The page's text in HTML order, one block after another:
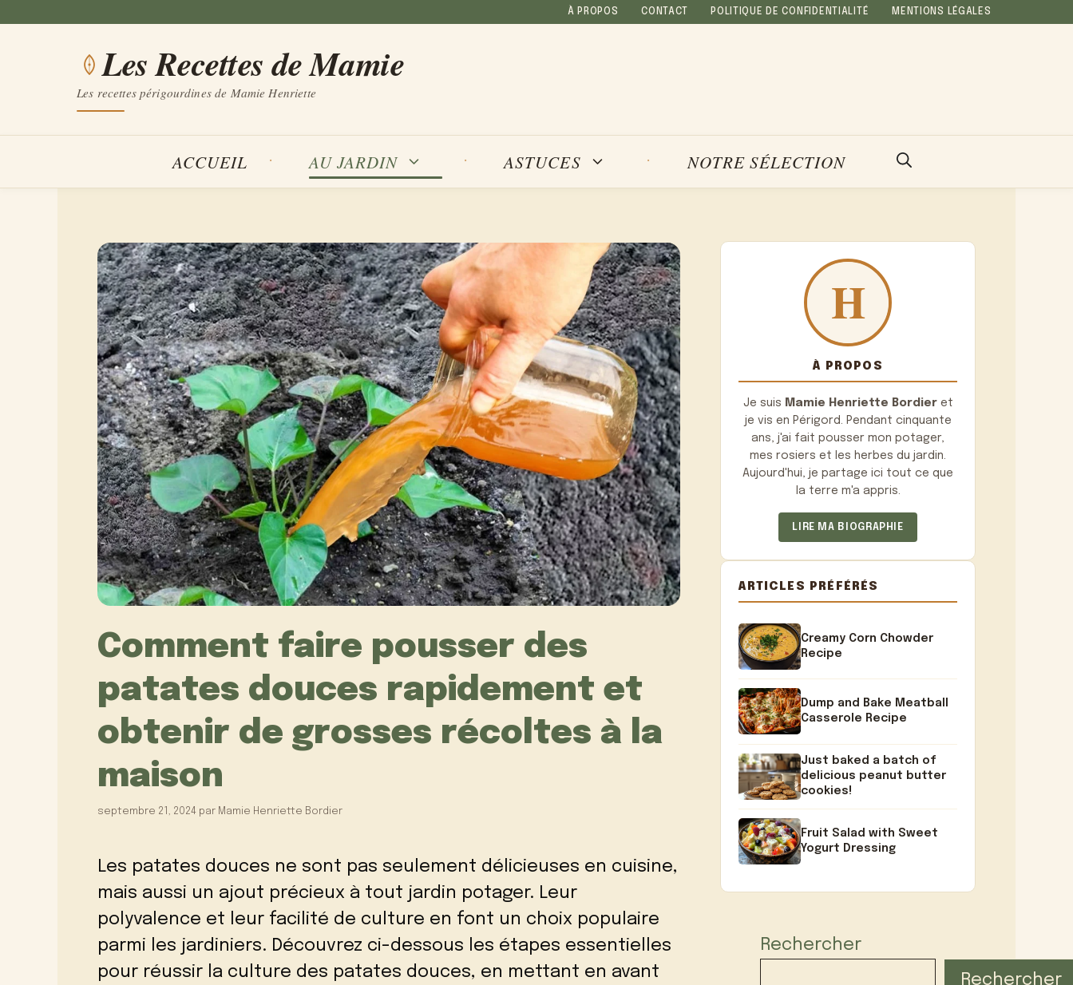
À PROPOS CONTACT POLITIQUE DE CONFIDENTIALITÉ MENTIONS LÉGALES
Les Recettes de Mamie
Les recettes périgourdines de Mamie Henriette
ACCUEIL AU JARDIN ASTUCES NOTRE SÉLECTION
Comment faire pousser des
patates douces rapidement et
obtenir de grosses récoltes à la
maison
septembre 21, 2024 par Mamie Henriette Bordier
Les patates douces ne sont pas seulement délicieuses en cuisine,
mais aussi un ajout précieux à tout jardin potager. Leur
polyvalence et leur facilité de culture en font un choix populaire
parmi les jardiniers. Découvrez ci-dessous les étapes essentielles
pour réussir la culture des patates douces, en mettant en avant
À PROPOS
Je suis Mamie Henriette Bordieret
je vis en Périgord. Pendant cinquante
ans, j'ai fait pousser mon potager,
mes rosiers et les herbes du jardin.
Aujourd'hui, je partage ici tout ce que
la terre m'a appris.
LIRE MA BIOGRAPHIE
ARTICLES PRÉFÉRÉS
Creamy Corn Chowder
Recipe
Dump and Bake Meatball
Casserole Recipe
Just baked a batch of
delicious peanut butter
cookies!
Fruit Salad with Sweet
Yogurt Dressing
Rechercher
Rechercher